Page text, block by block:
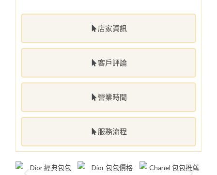
店家資訊
客戶評論
營業時間
服務流程